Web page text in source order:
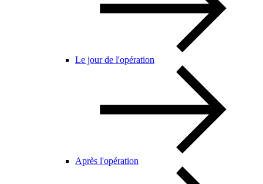
Le jour de l'opération
Après l'opération